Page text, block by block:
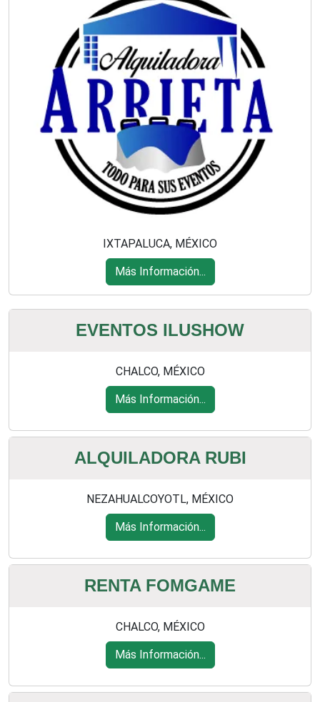
IXTAPALUCA, MÉXICO
Más Información...
EVENTOS ILUSHOW
CHALCO, MÉXICO
Más Información...
ALQUILADORA RUBI
NEZAHUALCOYOTL, MÉXICO
Más Información...
RENTA FOMGAME
CHALCO, MÉXICO
Más Información...